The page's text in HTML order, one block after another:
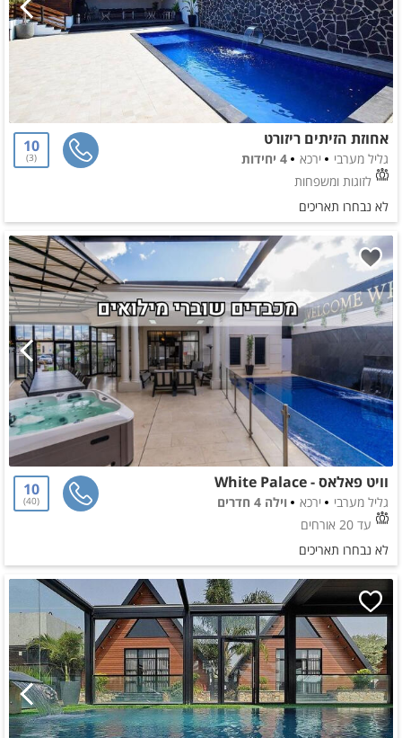
אחוזת הזיתים ריזורט
גליל מערבי ירכא
4 יחידות
לזוגות ומשפחות
10
3
לא נבחרו תאריכים
וויט פאלאס - White Palace
גליל מערבי ירכא
וילה 4 חדרים
עד 20 אורחים
10
40
לא נבחרו תאריכים